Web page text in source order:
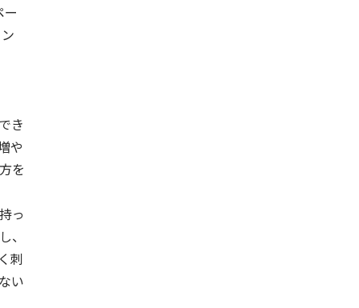
き
や
を
っ
、
刺
い